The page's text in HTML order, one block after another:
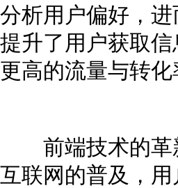
分析用户偏好，
提升了用户获取
更高的流量与转化
前端技术的革
互联网的普及，